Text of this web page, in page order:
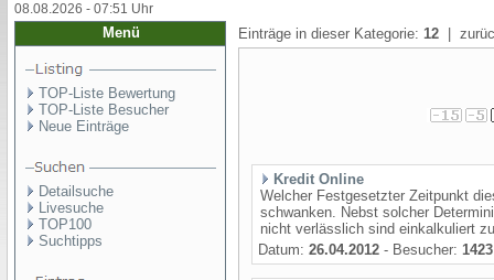
08.08.2026 - 07:51 Uhr
Menü
TOP-Liste Bewertung
TOP-Liste Besucher
Neue Einträge
Detailsuche
Livesuche
TOP100
Suchtipps
Einträge in dieser Kategorie: 12 |
Kredit Online
Welcher Festgesetzter Zeitpunkt
schwanken. Nebst solcher
nicht verlässlich sind einkalkuliert
Datum: 26.04.2012 - Besucher: 1423